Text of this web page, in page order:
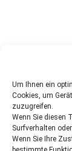
Um Ihnen ein
Cookies, um
zuzugreifen.
Wenn Sie diesen
Surfverhalten
Wenn Sie Ihre